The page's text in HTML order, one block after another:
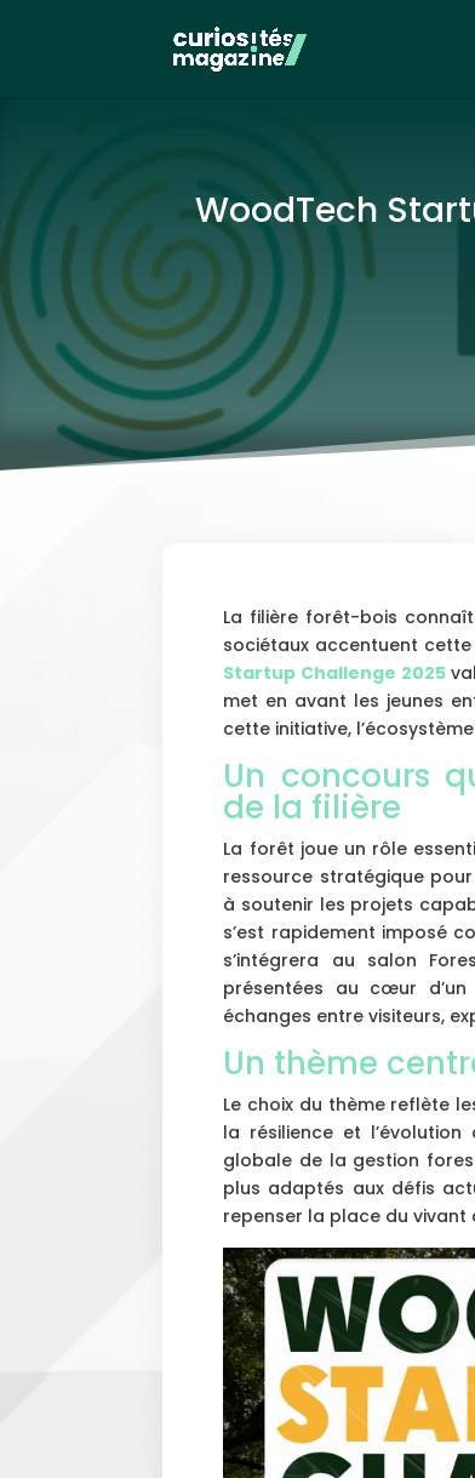
WoodTech
La filière forêt-bois
sociétaux accentuent
Startup Challenge 2025
met en avant les jeunes
cette initiative,
Un concours
de la filière
La forêt joue un rôle
ressource stratégique
à soutenir les projets
s’est rapidement imposé
s’intégrera au salon
présentées au cœur d’un
échanges entre visiteurs,
Un thème
Le choix du thème reflète
la résilience et
globale de la gestion
plus adaptés aux défis
repenser la place du vivant